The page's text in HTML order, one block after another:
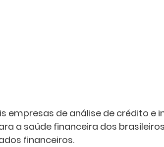
empresas de análise de crédito
a saúde financeira dos
financeiros.